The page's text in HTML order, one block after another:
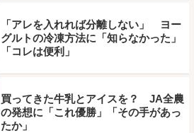
「アレを入れれば分離しない」 ヨー
グルトの冷凍方法に「知らなかった」
「コレは便利」
買ってきた牛乳とアイスを？ JA全農
の発想に「これ優勝」「その手があっ
たか」